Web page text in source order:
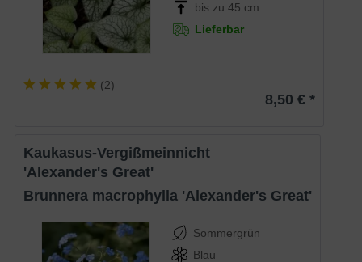
bis zu 45 cm
Lieferbar
(2)
8,50 € *
Kaukasus-Vergißmeinnicht
'Alexander's Great'
Brunnera macrophylla 'Alexander's Great'
Sommergrün
Blau